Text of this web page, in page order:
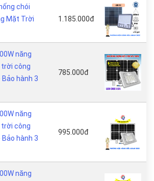
chói
Mặt Trời
1.185.000đ
năng
công
hành 3
785.000đ
năng
công
hành 3
995.000đ
năng